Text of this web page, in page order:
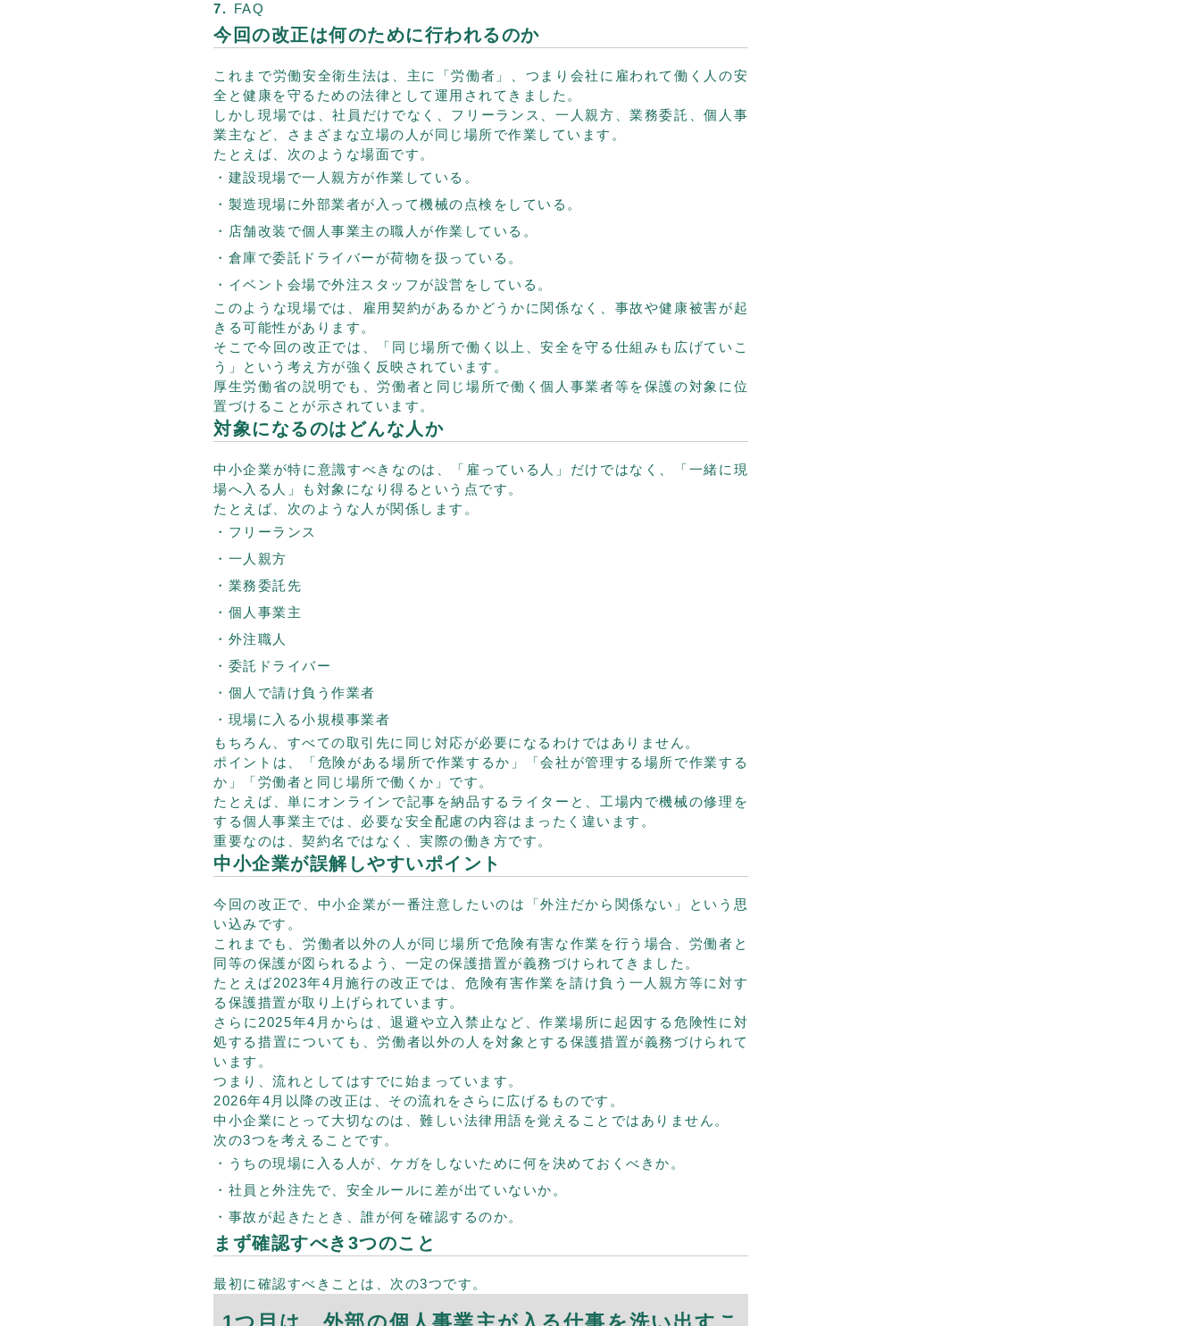
FAQ
今回の改正は何のために行われるのか
これまで労働安全衛生法は、主に「労働者」、つまり会社に雇われて働く人の安
全と健康を守るための法律として運用されてきました。
しかし現場では、社員だけでなく、フリーランス、一人親方、業務委託、個人事
業主など、さまざまな立場の人が同じ場所で作業しています。
たとえば、次のような場面です。
建設現場で一人親方が作業している。
製造現場に外部業者が入って機械の点検をしている。
店舗改装で個人事業主の職人が作業している。
倉庫で委託ドライバーが荷物を扱っている。
イベント会場で外注スタッフが設営をしている。
このような現場では、雇用契約があるかどうかに関係なく、事故や健康被害が起
きる可能性があります。
そこで今回の改正では、「同じ場所で働く以上、安全を守る仕組みも広げていこ
う」という考え方が強く反映されています。
厚生労働省の説明でも、労働者と同じ場所で働く個人事業者等を保護の対象に位
置づけることが示されています。
対象になるのはどんな人か
中小企業が特に意識すべきなのは、「雇っている人」だけではなく、「一緒に現
場へ入る人」も対象になり得るという点です。
たとえば、次のような人が関係します。
フリーランス
一人親方
業務委託先
個人事業主
外注職人
委託ドライバー
個人で請け負う作業者
現場に入る小規模事業者
もちろん、すべての取引先に同じ対応が必要になるわけではありません。
ポイントは、「危険がある場所で作業するか」「会社が管理する場所で作業する
か」「労働者と同じ場所で働くか」です。
たとえば、単にオンラインで記事を納品するライターと、工場内で機械の修理を
する個人事業主では、必要な安全配慮の内容はまったく違います。
重要なのは、契約名ではなく、実際の働き方です。
中小企業が誤解しやすいポイント
今回の改正で、中小企業が一番注意したいのは「外注だから関係ない」という思
い込みです。
これまでも、労働者以外の人が同じ場所で危険有害な作業を行う場合、労働者と
同等の保護が図られるよう、一定の保護措置が義務づけられてきました。
たとえば2023年4月施行の改正では、危険有害作業を請け負う一人親方等に対す
る保護措置が取り上げられています。
さらに2025年4月からは、退避や立入禁止など、作業場所に起因する危険性に対
処する措置についても、労働者以外の人を対象とする保護措置が義務づけられて
います。
つまり、流れとしてはすでに始まっています。
2026年4月以降の改正は、その流れをさらに広げるものです。
中小企業にとって大切なのは、難しい法律用語を覚えることではありません。
次の3つを考えることです。
うちの現場に入る人が、ケガをしないために何を決めておくべきか。
社員と外注先で、安全ルールに差が出ていないか。
事故が起きたとき、誰が何を確認するのか。
まず確認すべき3つのこと
最初に確認すべきことは、次の3つです。